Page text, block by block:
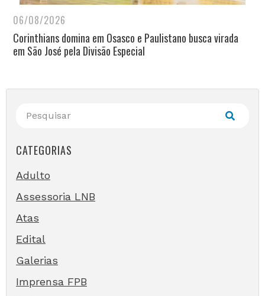
06/08/2026
Corinthians domina em Osasco e Paulistano busca virada
em São José pela Divisão Especial
CATEGORIAS
Adulto
Assessoria LNB
Atas
Edital
Galerias
Imprensa FPB